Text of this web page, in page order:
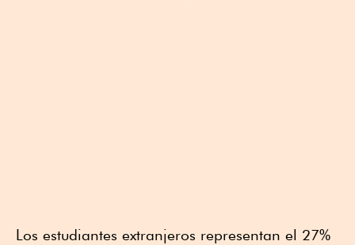
Los estudiantes extranjeros representan el 27%